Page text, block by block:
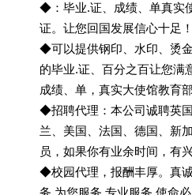
◆：毕业.证、成绩、单真实
证。让您回国发展信心十足！
◆可以提供钢印、水印、烫
的毕业.证、百分之百让您满
成绩、单，真实大使馆教育
◆招聘代理：本公司诚聘英
兰、美国、法国、德国、新
员，如果你有业余时间，有
◆校园代理，报酬丰厚。真
务 为您服务 专业服务,使命必